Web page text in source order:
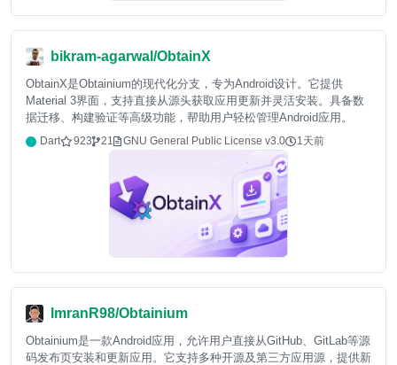
bikram-agarwal/ObtainX
ObtainX是Obtainium的现代化分支，专为Android设计。它提供
Material 3界面，支持直接从源头获取应用更新并灵活安装。具备数
据迁移、构建验证等高级功能，帮助用户轻松管理Android应用。
Dart 923 21 GNU General Public License v3.0 1天前
ImranR98/Obtainium
Obtainium是一款Android应用，允许用户直接从GitHub、GitLab等源
码发布页安装和更新应用。它支持多种开源及第三方应用源，提供新